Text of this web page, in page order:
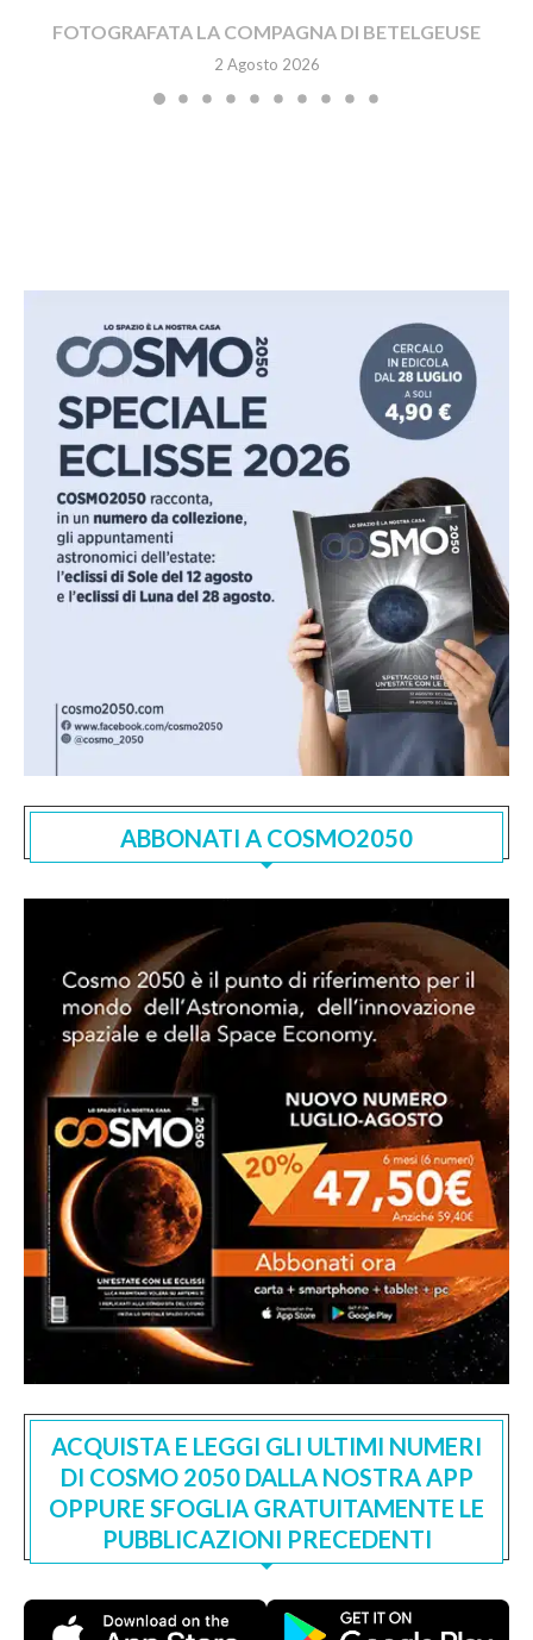
FOTOGRAFATA LA COMPAGNA DI BETELGEUSE
2 Agosto 2026
ABBONATI A COSMO2050
ACQUISTA E LEGGI GLI ULTIMI NUMERI
DI COSMO 2050 DALLA NOSTRA APP
OPPURE SFOGLIA GRATUITAMENTE LE
PUBBLICAZIONI PRECEDENTI